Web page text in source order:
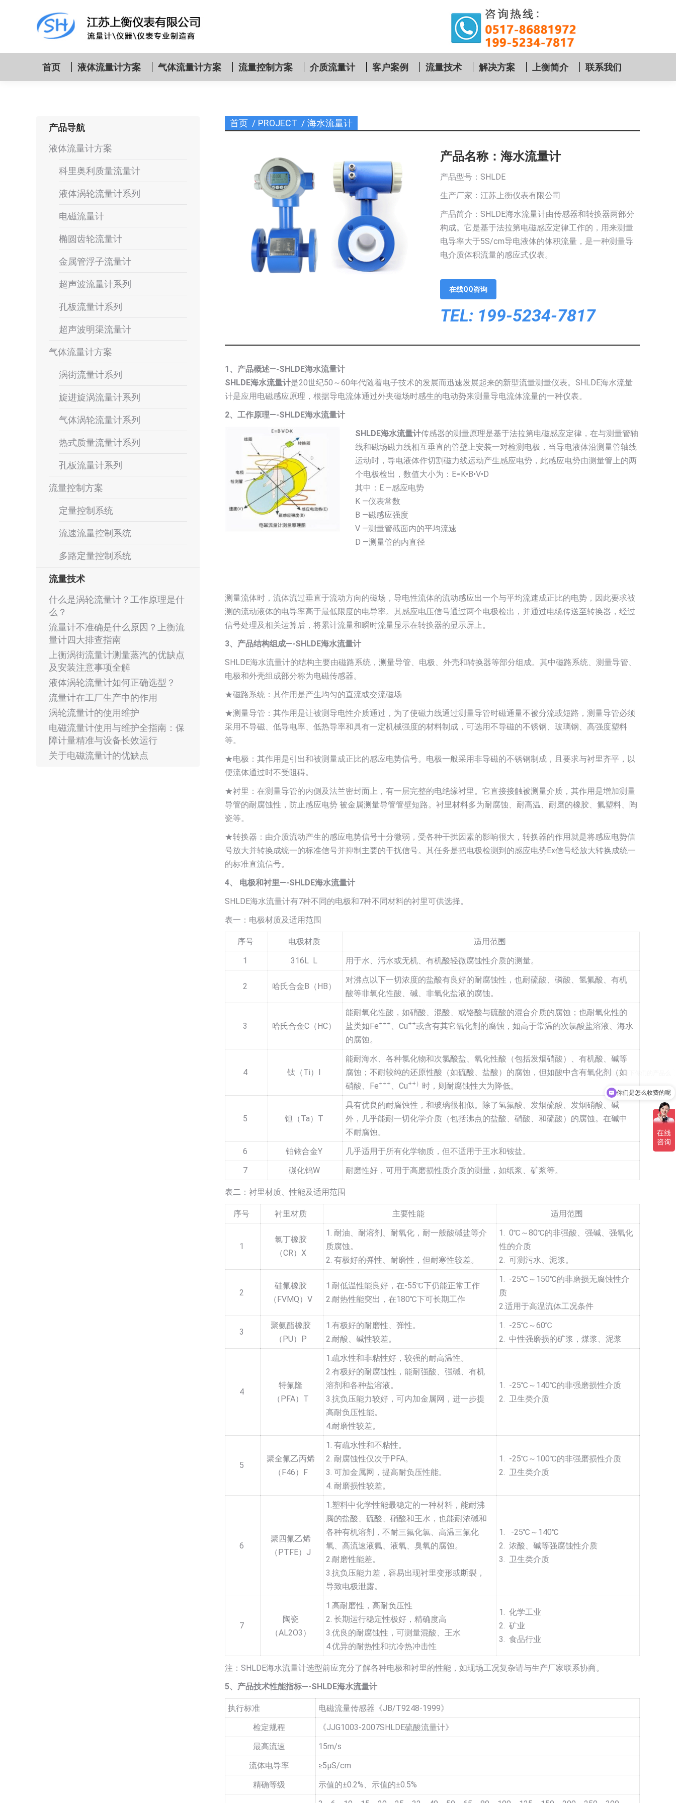
首页 液体流量计方案 气体流量计方案 流量控制方案 介质流量计 客户案例 流量技术 解决方案 上衡简介 联系我们
您在这里：
首页 PROJECT 海水流量计
产品名称：海水流量计
产品型号：SHLDE
生产厂家：江苏上衡仪表有限公司
产品简介：SHLDE海水流量计由传感器和转换器两部分
构成。它是基于法拉第电磁感应定律工作的，用来测量
电导率大于5S/cm导电液体的体积流量，是一种测量导
电介质体积流量的感应式仪表。
在线QQ咨询
TEL: 199-5234-7817
1、产品概述—-SHLDE海水流量计
SHLDE海水流量计是20世纪50～60年代随着电子技术的发展而迅速发展起来的新型流量测量仪表。SHLDE海水流量
计是应用电磁感应原理，根据导电流体通过外夹磁场时感生的电动势来测量导电流体流量的一种仪表。
2、工作原理—-SHLDE海水流量计
SHLDE海水流量计传感器的测量原理是基于法拉第电磁感应定律，在与测量管轴
线和磁场磁力线相互垂直的管壁上安装一对检测电极，当导电液体沿测量管轴线
运动时，导电液体作切割磁力线运动产生感应电势，此感应电势由测量管上的两
个电极检出，数值大小为：E=K•B•V•D
其中：E —感应电势
K —仪表常数
B —磁感应强度
V —测量管截面内的平均流速
D —测量管的内直径
测量流体时，流体流过垂直于流动方向的磁场，导电性流体的流动感应出一个与平均流速成正比的电势，因此要求被
测的流动液体的电导率高于最低限度的电导率。其感应电压信号通过两个电极检出，并通过电缆传送至转换器，经过
信号处理及相关运算后，将累计流量和瞬时流量显示在转换器的显示屏上。
3、产品结构组成—-SHLDE海水流量计
SHLDE海水流量计的结构主要由磁路系统，测量导管、电极、外壳和转换器等部分组成。其中磁路系统、测量导管、
电极和外壳组成部分称为电磁传感器。
★磁路系统：其作用是产生均匀的直流或交流磁场
★测量导管：其作用是让被测导电性介质通过，为了使磁力线通过测量导管时磁通量不被分流或短路，测量导管必须
采用不导磁、低导电率、低热导率和具有一定机械强度的材料制成，可选用不导磁的不锈钢、玻璃钢、高强度塑料
等。
★电极：其作用是引出和被测量成正比的感应电势信号。电极一般采用非导磁的不锈钢制成，且要求与衬里齐平，以
便流体通过时不受阻碍。
★衬里：在测量导管的内侧及法兰密封面上，有一层完整的电绝缘衬里。它直接接触被测量介质，其作用是增加测量
导管的耐腐蚀性，防止感应电势 被金属测量导管管壁短路。衬里材料多为耐腐蚀、耐高温、耐磨的橡胶、氟塑料、陶
瓷等。
★转换器：由介质流动产生的感应电势信号十分微弱，受各种干扰因素的影响很大，转换器的作用就是将感应电势信
号放大并转换成统一的标准信号并抑制主要的干扰信号。其任务是把电极检测到的感应电势Ex信号经放大转换成统一
的标准直流信号。
4、 电极和衬里—-SHLDE海水流量计
SHLDE海水流量计有7种不同的电极和7种不同材料的衬里可供选择。
表一：电极材质及适用范围
序号 电极材质
适用范围
1
316L L 用于水、污水或无机、有机酸轻微腐蚀性介质的测量。
2 哈氏合金B（HB）
对沸点以下一切浓度的盐酸有良好的耐腐蚀性，也耐硫酸、磷酸、氢氟酸、有机
酸等非氧化性酸、碱、非氧化盐液的腐蚀。
3 哈氏合金C（HC）
能耐氧化性酸，如硝酸、混酸、或铬酸与硫酸的混合介质的腐蚀；也耐氧化性的
盐类如Fe+++ 、Cu++或含有其它氧化剂的腐蚀，如高于常温的次氯酸盐溶液、海水
的腐蚀。
4 钛（Ti）I
能耐海水、各种氯化物和次氯酸盐、氧化性酸（包括发烟硝酸）、有机酸、碱等
腐蚀；不耐较纯的还原性酸（如硫酸、盐酸）的腐蚀，但如酸中含有氧化剂（如
硝酸、Fe+++ 、Cu++） 时，则耐腐蚀性大为降低。
5 钽（Ta）T
具有优良的耐腐蚀性，和玻璃很相似。除了氢氟酸、发烟硫酸、发烟硝酸、碱
外，几乎能耐一切化学介质（包括沸点的盐酸、硝酸、和硫酸）的腐蚀。在碱中
不耐腐蚀。
6
铂铱合金Y
几乎适用于所有化学物质，但不适用于王水和铵盐。
7
碳化钨W 耐磨性好，可用于高磨损性质介质的测量，如纸浆、矿浆等。
表二：衬里材质、性能及适用范围
序号 衬里材质 主要性能 适用范围
1
氯丁橡胶
（CR）X
1. 耐油、耐溶剂、耐氧化，耐一般酸碱盐等介
质腐蚀。
2. 有极好的弹性、耐磨性，但耐寒性较差。
1. 0℃～80℃的非强酸、强碱、强氧化
性的介质
2. 可测污水、泥浆。
2
硅氟橡胶
（FVMQ）V
1.耐低温性能良好，在-55℃下仍能正常工作
2.耐热性能突出，在180℃下可长期工作
1. -25℃～150℃的非磨损无腐蚀性介
质
2.适用于高温流体工况条件
3
聚氨酯橡胶
（PU）P
1.有极好的耐磨性、弹性。
2.耐酸、碱性较差。
1. -25℃～60℃
2. 中性强磨损的矿浆，煤浆、泥浆
4
特氟隆
（PFA）T
1.疏水性和非粘性好，较强的耐高温性。
2.有极好的耐腐蚀性，能耐强酸、强碱、有机
溶剂和各种盐溶液。
3.抗负压能力较好，可内加金属网，进一步提
高耐负压性能。
4.耐磨性较差。
1. -25℃～140℃的非强磨损性介质
2. 卫生类介质
5
聚全氟乙丙烯
（F46）F
1. 有疏水性和不粘性。
2. 耐腐蚀性仅次于PFA。
3. 可加金属网，提高耐负压性能。
4. 耐磨损性较差。
1. -25℃～100℃的非强磨损性介质
2. 卫生类介质
6
聚四氟乙烯
（PTFE）J
1.塑料中化学性能最稳定的一种材料，能耐沸
腾的盐酸、硫酸、硝酸和王水，也能耐浓碱和
各种有机溶剂，不耐三氟化氯、高温三氟化
氧、高流速液氟、液氧、臭氧的腐蚀。
2.耐磨性能差。
3.抗负压能力差，容易出现衬里变形或断裂，
导致电极泄露。
1. -25℃～140℃
2. 浓酸、碱等强腐蚀性介质
3. 卫生类介质
7
陶瓷
（AL2O3）
1.高耐磨性，高耐负压性
2. 长期运行稳定性极好，精确度高
3.优良的耐腐蚀性，可测量混酸、王水
4.优异的耐热性和抗冷热冲击性
1. 化学工业
2. 矿业
3. 食品行业
注：SHLDE海水流量计选型前应充分了解各种电极和衬里的性能，如现场工况复杂请与生产厂家联系协商。
5、产品技术性能指标—-SHLDE海水流量计
执行标准
电磁流量传感器《JB/T9248-1999》
检定规程
《JJG1003-2007SHLDE硫酸流量计》
最高流速
15m/s
流体电导率
≥5µS/cm
精确等级
示值的±0.2%、示值的±0.5%
产品导航
液体流量计方案
科里奥利质量流量计
液体涡轮流量计系列
电磁流量计
椭圆齿轮流量计
金属管浮子流量计
超声波流量计系列
孔板流量计系列
超声波明渠流量计
气体流量计方案
涡街流量计系列
旋进旋涡流量计系列
气体涡轮流量计系列
热式质量流量计系列
孔板流量计系列
流量控制方案
定量控制系统
流速流量控制系统
多路定量控制系统
流量技术
什么是涡轮流量计？工作原理是什
么？
流量计不准确是什么原因？上衡流
量计四大排查指南
上衡涡街流量计测量蒸汽的优缺点
及安装注意事项全解
液体涡轮流量计如何正确选型？
流量计在工厂生产中的作用
涡轮流量计的使用维护
电磁流量计使用与维护全指南：保
障计量精准与设备长效运行
关于电磁流量计的优缺点
你们是怎么收费的呢